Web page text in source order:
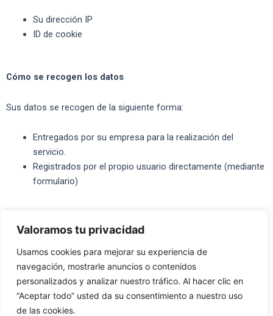
Valoramos tu privacidad
Usamos cookies para mejorar su experiencia de
navegación, mostrarle anuncios o contenidos
personalizados y analizar nuestro tráfico. Al hacer clic en
“Aceptar todo” usted da su consentimiento a nuestro uso
de las cookies.
Su dirección IP
ID de cookie
Cómo se recogen los datos
Sus datos se recogen de la siguiente forma:
Entregados por su empresa para la realización del
servicio.
Registrados por el propio usuario directamente (mediante
formulario)
Copyright © 2026 DecoPiscina | Todos los derechos reservados